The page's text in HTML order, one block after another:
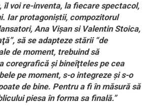
îl voi re-inventa, la fiecare spectacol,
Iar protagoniştii, compozitorul
Ana Vișan si Valentin Stoica,
să se adapteze stării “de
de moment, trebuind să
coregrafică şi bineîţteles pe cea
pe moment, s-o integreze şi s-o
de bine. Pentru a fi în măsură să
piesa în forma sa finală.”